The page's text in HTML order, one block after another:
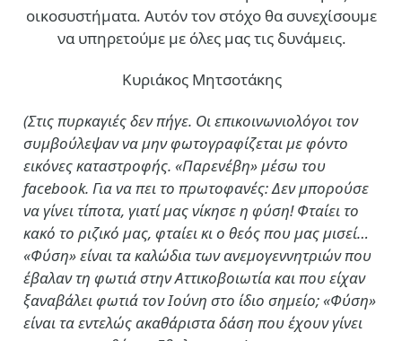
οικοσυστήματα. Αυτόν τον στόχο θα συνεχίσουμε
να υπηρετούμε με όλες μας τις δυνάμεις.
Κυριάκος Μητσοτάκης
(Στις πυρκαγιές δεν πήγε. Οι επικοινωνιολόγοι τον
συμβούλεψαν να μην φωτογραφίζεται με φόντο
εικόνες καταστροφής. «Παρενέβη» μέσω του
facebook. Για να πει το πρωτοφανές: Δεν μπορούσε
να γίνει τίποτα, γιατί μας νίκησε η φύση! Φταίει το
κακό το ριζικό μας, φταίει κι ο θεός που μας μισεί…
«Φύση» είναι τα καλώδια των ανεμογεννητριών που
έβαλαν τη φωτιά στην Αττικοβοιωτία και που είχαν
ξαναβάλει φωτιά τον Ιούνη στο ίδιο σημείο; «Φύση»
είναι τα εντελώς ακαθάριστα δάση που έχουν γίνει